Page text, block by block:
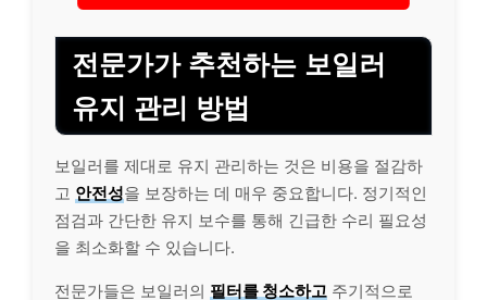
전문가가 추천하는 보일러
유지 관리 방법
보일러를 제대로 유지 관리하는 것은 비용을 절감하
고 안전성을 보장하는 데 매우 중요합니다. 정기적인
점검과 간단한 유지 보수를 통해 긴급한 수리 필요성
을 최소화할 수 있습니다.
전문가들은 보일러의 필터를 청소하고 주기적으로